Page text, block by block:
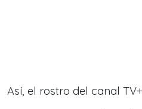
Así, el rostro del canal